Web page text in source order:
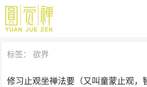
跳
主
内标签：欲界
修习止观坐禅法要（又叫童蒙止观，